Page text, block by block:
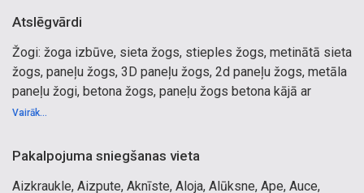
Atslēgvārdi
Žogi: žoga izbūve, sieta žogs, stieples žogs, metinātā sieta
žogs, paneļu žogs, 3D paneļu žogs, 2d paneļu žogs, metāla
paneļu žogi, betona žogs, paneļu žogs betona kājā ar
pasētu, kaltie žogi, nestandarta žogu risinājumi, betona
žogs ar metāla stabiem, visu veidu žoga un vārtu izbūve –
vienviru vārti, veramie vārti, divviru vārti, bīdāmie vārti,
Vairāk...
Pakalpojuma sniegšanas vieta
Aizkraukle, Aizpute, Aknīste, Aloja, Alūksne, Ape, Auce,